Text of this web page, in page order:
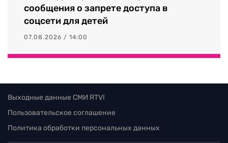
сообщения о запрете доступа в
соцсети для детей
07.08.2026 / 14:00
Выходные данные СМИ RTVI
Пользовательское соглашение
Политика обработки персональных данных